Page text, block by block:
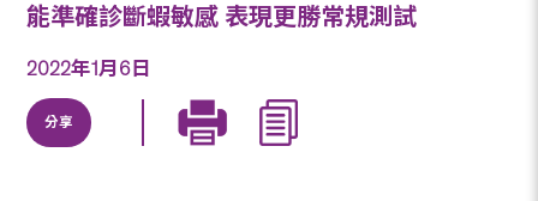
能準確診斷蝦敏感 表現更勝常規測試
2022年1月6日
分享